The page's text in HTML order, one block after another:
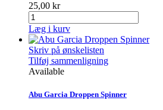
25,00 kr
Læg i kurv
Skriv på ønskelisten
Tilføj sammenligning
Available
Abu Garcia Droppen Spinner